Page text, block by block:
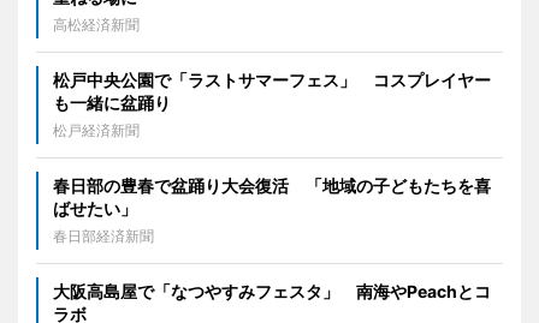
高松経済新聞
松戸中央公園で「ラストサマーフェス」 コスプレイヤー
も一緒に盆踊り
松戸経済新聞
春日部の豊春で盆踊り大会復活 「地域の子どもたちを喜
ばせたい」
春日部経済新聞
大阪高島屋で「なつやすみフェスタ」 南海やPeachとコ
ラボ